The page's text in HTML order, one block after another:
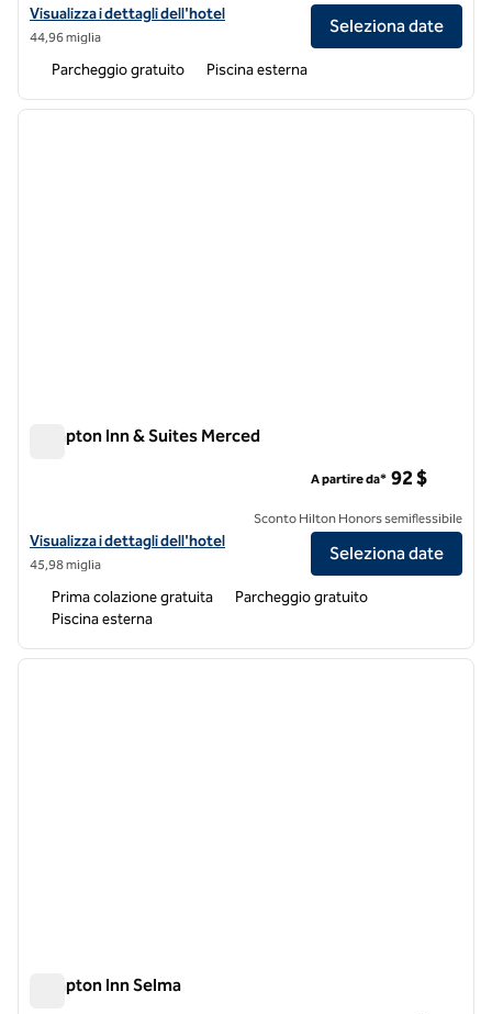
Visualizza i dettagli dell'hotel Hilton Garden Inn Merced
Visualizza i dettagli dell'hotel
44,96 miglia
Seleziona date
Parcheggio gratuito Piscina esterna
1 di 12
Hampton Inn & Suites Merced
Visualizza i dettagli dell'hotel Hampton Inn & Suites Merced
Visualizza i dettagli dell'hotel
45,98 miglia
A partire da* 92 $
Sconto Hilton Honors semiflessibile
Seleziona date
Prima colazione gratuita
Parcheggio gratuito
Piscina esterna
1 di 12
Hampton Inn Selma